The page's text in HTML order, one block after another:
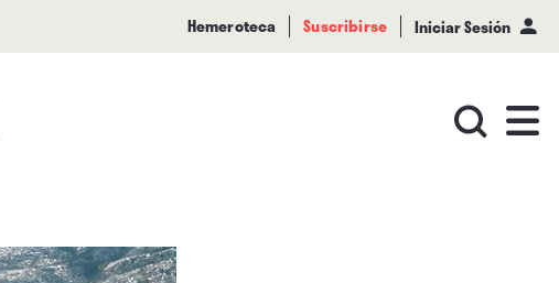
Hemeroteca Suscribirse Iniciar Sesión